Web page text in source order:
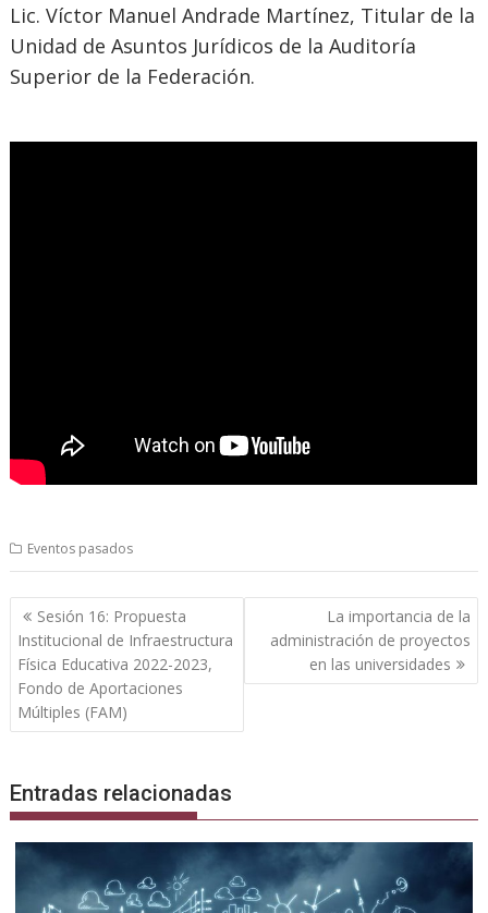
Lic. Víctor Manuel Andrade Martínez, Titular de la
Unidad de Asuntos Jurídicos de la Auditoría
Superior de la Federación.
Eventos pasados
Navegación
de
entradas
Sesión 16: Propuesta
Institucional de Infraestructura
Física Educativa 2022-2023,
Fondo de Aportaciones
Múltiples (FAM)
La importancia de la
administración de proyectos
en las universidades
Entradas relacionadas